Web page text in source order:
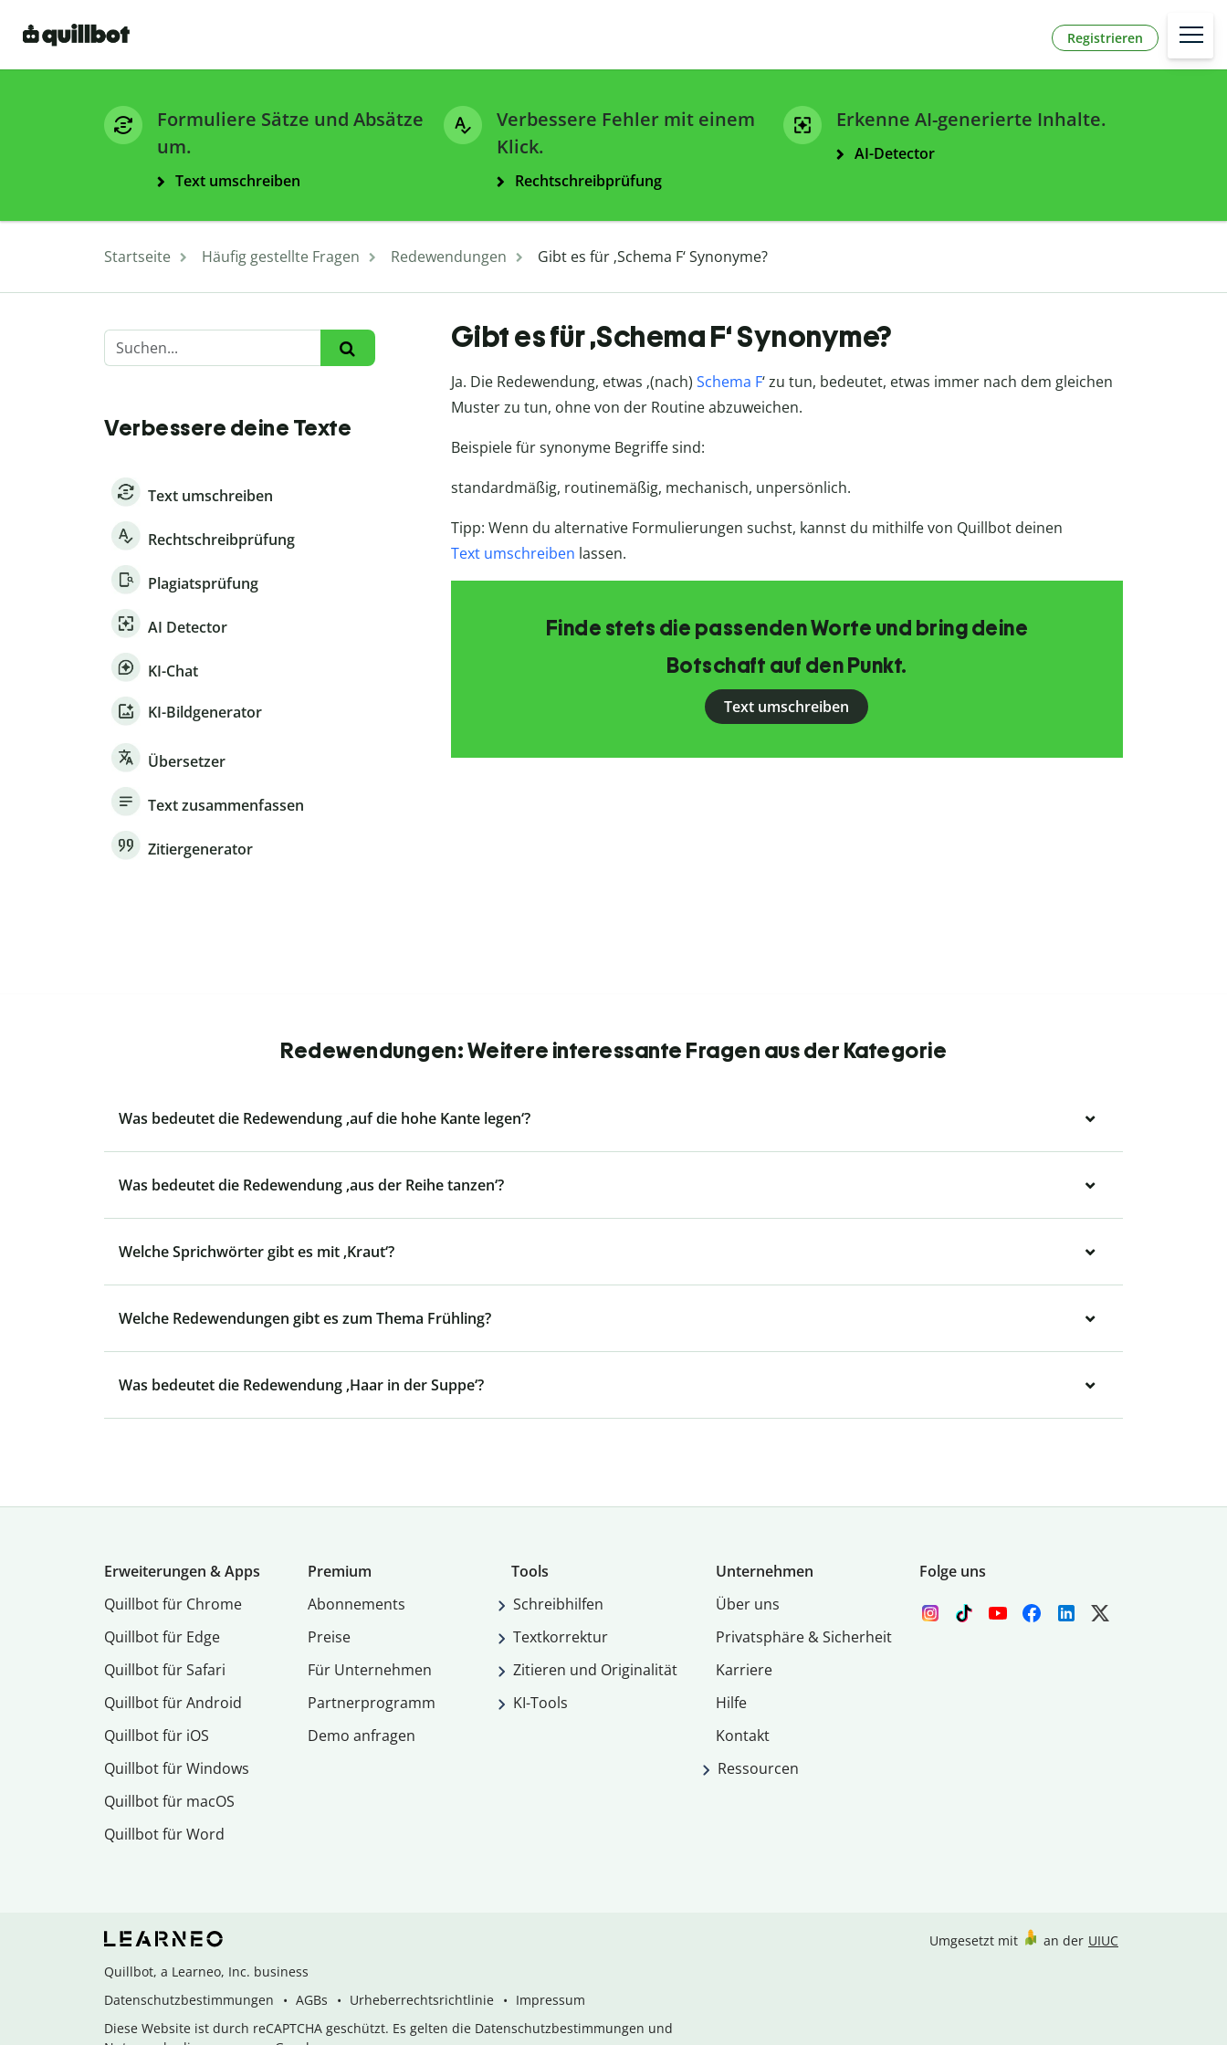
Registrieren
Formuliere Sätze und Absätze
um.
Text umschreiben
Verbessere Fehler mit einem
Klick.
Rechtschreibprüfung
Erkenne AI-generierte Inhalte.
AI-Detector
Startseite Häufig gestellte Fragen Redewendungen Gibt es für ‚Schema F‘ Synonyme?
Verbessere deine Texte
Text umschreiben
Rechtschreibprüfung
Plagiatsprüfung
AI Detector
KI-Chat
KI-Bildgenerator
Übersetzer
Text zusammenfassen
Zitiergenerator
Gibt es für ‚Schema F‘ Synonyme?
Ja. Die Redewendung, etwas ‚(nach) Schema F‘ zu tun, bedeutet, etwas immer nach dem gleichen
Muster zu tun, ohne von der Routine abzuweichen.
Beispiele für synonyme Begriffe sind:
standardmäßig, routinemäßig, mechanisch, unpersönlich.
Tipp: Wenn du alternative Formulierungen suchst, kannst du mithilfe von Quillbot deinen
Text umschreiben lassen.
Finde stets die passenden Worte und bring deine
Botschaft auf den Punkt.
Text umschreiben
Redewendungen: Weitere interessante Fragen aus der Kategorie
Was bedeutet die Redewendung ‚auf die hohe Kante legen‘?
Was bedeutet die Redewendung ‚aus der Reihe tanzen‘?
Welche Sprichwörter gibt es mit ‚Kraut‘?
Welche Redewendungen gibt es zum Thema Frühling?
Was bedeutet die Redewendung ‚Haar in der Suppe‘?
Erweiterungen & Apps
Quillbot für Chrome
Quillbot für Edge
Quillbot für Safari
Quillbot für Android
Quillbot für iOS
Quillbot für Windows
Quillbot für macOS
Quillbot für Word
Premium
Abon­ne­ments
Preise
Für Unternehmen
Partnerprogramm
Demo anfragen
Tools
Schreibhilfen
Textkorrektur
Zitieren und Originalität
KI-Tools
Unternehmen
Über uns
Privatsphäre & Sicherheit
Karriere
Hilfe
Kontakt
Ressourcen
Folge uns
Quillbot, a Learneo, Inc. business
Datenschutzbestimmungen
AGBs Urheberrechtsrichtlinie
Impressum
Diese Website ist durch reCAPTCHA geschützt. Es gelten die Datenschutzbestimmungen und
Umgesetzt mit an der UIUC